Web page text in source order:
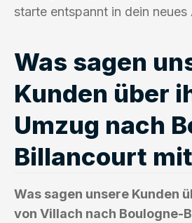
starte entspannt in dein neues
Was sagen
Kunden über
Umzug nach
Billancourt
Was sagen unsere Kunden
von Villach nach Boulogne-